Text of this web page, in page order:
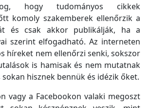
hogy tudományos cikkek
komoly szakemberek ellenőrzik a
és csak akkor publikálják, ha a
szerint elfogadható. Az interneten
híreket nem ellenőrzi senki, sokszor
is hamisak és nem mutatnak
hisznek bennük és idézik őket.
vagy a Facebookon valaki megoszt